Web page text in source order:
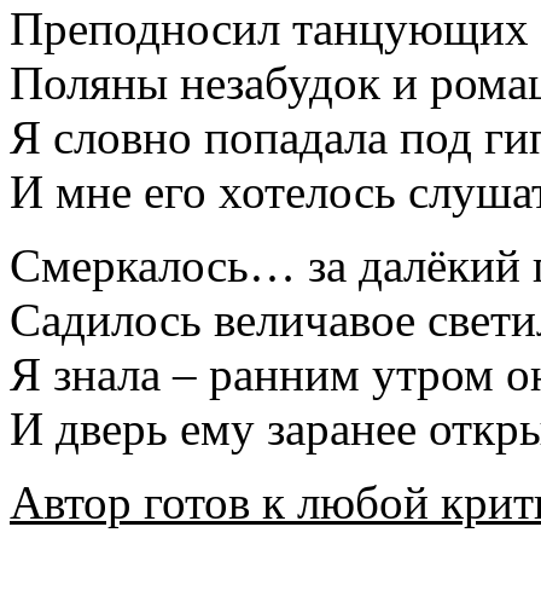
Преподносил танцующих
Поляны незабудок и
Я словно попадала под
И мне его хотелось
Смеркалось… за далёкий
Садилось величавое
Я знала – ранним утром
И дверь ему заранее
Автор готов к любой